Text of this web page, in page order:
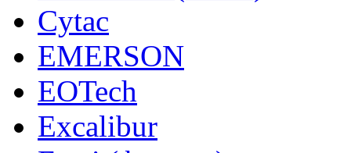
Cytac
EMERSON
EOTech
Excalibur